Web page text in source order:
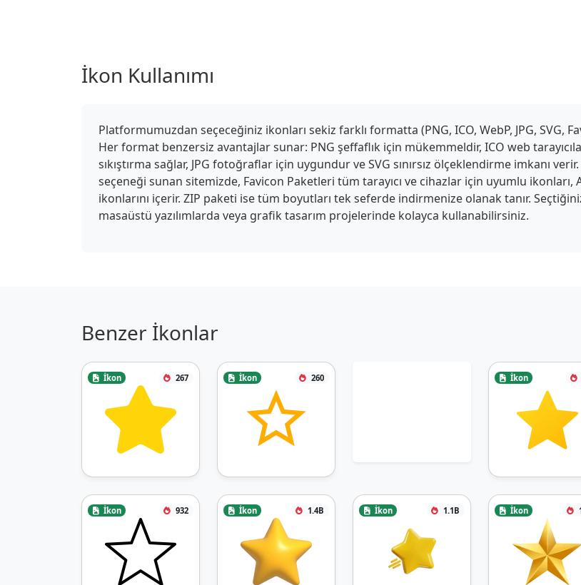
İkon Kullanımı
Platformumuzdan seçeceğiniz ikonları sekiz farklı formatta (PNG, ICO, WebP, JPG, SVG,
Her format benzersiz avantajlar sunar: PNG şeffaflık için mükemmeldir, ICO web
sıkıştırma sağlar, JPG fotoğraflar için uygundur ve SVG sınırsız ölçeklendirme imkanı
seçeneği sunan sitemizde, Favicon Paketleri tüm tarayıcı ve cihazlar için uyumlu
ikonlarını içerir. ZIP paketi ise tüm boyutları tek seferde indirmenize olanak tanır.
masaüstü yazılımlarda veya grafik tasarım projelerinde kolayca kullanabilirsiniz.
Benzer İkonlar
İkon 267 İkon 260 İkon
İkon 932 İkon 1.4B İkon 1.1B İkon